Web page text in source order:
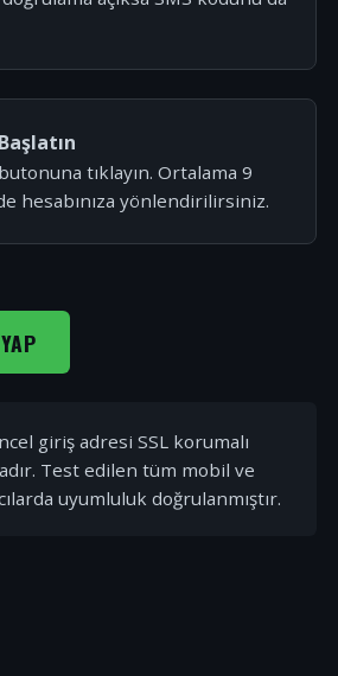
tıklayın. Ortalama 9
hesabınıza yönlendirilirsiniz.
giriş adresi SSL korumalı
Test edilen tüm mobil ve
uyumluluk doğrulanmıştır.